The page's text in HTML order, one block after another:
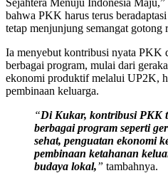
bahwa PKK harus terus
tetap menjunjung semangat gotong
Ia menyebut kontribusi nyata PKK
berbagai program, mulai dari
ekonomi produktif melalui UP2K,
pembinaan keluarga.
“Di Kukar, kontribusi PKK
berbagai program seperti
sehat, penguatan ekonomi
pembinaan ketahanan
budaya lokal,” tambahnya.